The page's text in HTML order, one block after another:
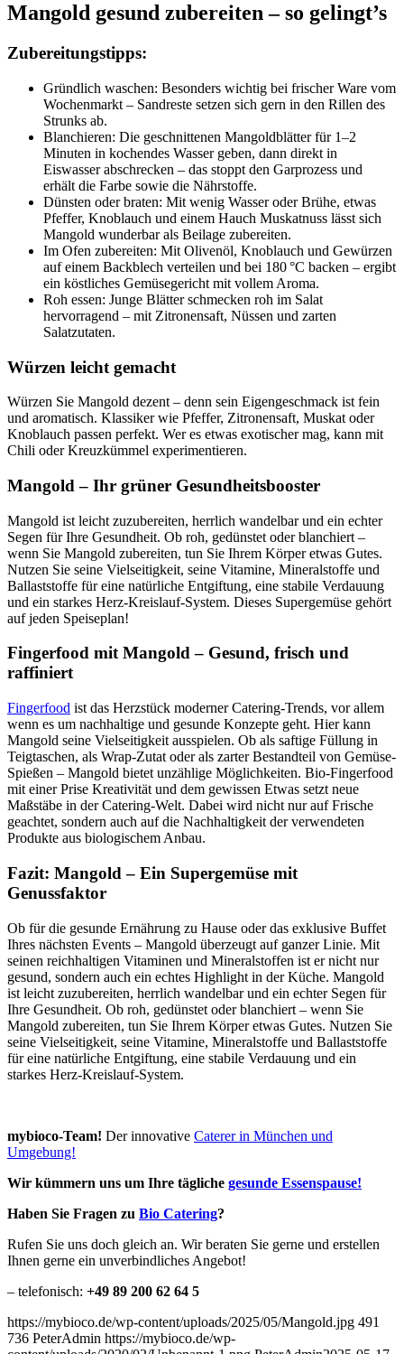
Mangold gesund zubereiten – so gelingt’s
Zubereitungstipps:
Gründlich waschen: Besonders wichtig bei frischer Ware vom
Wochenmarkt – Sandreste setzen sich gern in den Rillen des
Strunks ab.
Blanchieren: Die geschnittenen Mangoldblätter für 1–2
Minuten in kochendes Wasser geben, dann direkt in
Eiswasser abschrecken – das stoppt den Garprozess und
erhält die Farbe sowie die Nährstoffe.
Dünsten oder braten: Mit wenig Wasser oder Brühe, etwas
Pfeffer, Knoblauch und einem Hauch Muskatnuss lässt sich
Mangold wunderbar als Beilage zubereiten.
Im Ofen zubereiten: Mit Olivenöl, Knoblauch und Gewürzen
auf einem Backblech verteilen und bei 180 °C backen – ergibt
ein köstliches Gemüsegericht mit vollem Aroma.
Roh essen: Junge Blätter schmecken roh im Salat
hervorragend – mit Zitronensaft, Nüssen und zarten
Salatzutaten.
Würzen leicht gemacht
Würzen Sie Mangold dezent – denn sein Eigengeschmack ist fein
und aromatisch. Klassiker wie Pfeffer, Zitronensaft, Muskat oder
Knoblauch passen perfekt. Wer es etwas exotischer mag, kann mit
Chili oder Kreuzkümmel experimentieren.
Mangold – Ihr grüner Gesundheitsbooster
Mangold ist leicht zuzubereiten, herrlich wandelbar und ein echter
Segen für Ihre Gesundheit. Ob roh, gedünstet oder blanchiert –
wenn Sie Mangold zubereiten, tun Sie Ihrem Körper etwas Gutes.
Nutzen Sie seine Vielseitigkeit, seine Vitamine, Mineralstoffe und
Ballaststoffe für eine natürliche Entgiftung, eine stabile Verdauung
und ein starkes Herz-Kreislauf-System. Dieses Supergemüse gehört
auf jeden Speiseplan!
Fingerfood mit Mangold – Gesund, frisch und
raffiniert
Fingerfood ist das Herzstück moderner Catering-Trends, vor allem
wenn es um nachhaltige und gesunde Konzepte geht. Hier kann
Mangold seine Vielseitigkeit ausspielen. Ob als saftige Füllung in
Teigtaschen, als Wrap-Zutat oder als zarter Bestandteil von Gemüse-
Spießen – Mangold bietet unzählige Möglichkeiten. Bio-Fingerfood
mit einer Prise Kreativität und dem gewissen Etwas setzt neue
Maßstäbe in der Catering-Welt. Dabei wird nicht nur auf Frische
geachtet, sondern auch auf die Nachhaltigkeit der verwendeten
Produkte aus biologischem Anbau.
Fazit: Mangold – Ein Supergemüse mit
Genussfaktor
Ob für die gesunde Ernährung zu Hause oder das exklusive Buffet
Ihres nächsten Events – Mangold überzeugt auf ganzer Linie. Mit
seinen reichhaltigen Vitaminen und Mineralstoffen ist er nicht nur
gesund, sondern auch ein echtes Highlight in der Küche. Mangold
ist leicht zuzubereiten, herrlich wandelbar und ein echter Segen für
Ihre Gesundheit. Ob roh, gedünstet oder blanchiert – wenn Sie
Mangold zubereiten, tun Sie Ihrem Körper etwas Gutes. Nutzen Sie
seine Vielseitigkeit, seine Vitamine, Mineralstoffe und Ballaststoffe
für eine natürliche Entgiftung, eine stabile Verdauung und ein
starkes Herz-Kreislauf-System.
mybioco-Team! Der innovative Caterer in München und
Umgebung!
Wir kümmern uns um Ihre tägliche gesunde Essenspause!
Haben Sie Fragen zu Bio Catering?
Rufen Sie uns doch gleich an. Wir beraten Sie gerne und erstellen
Ihnen gerne ein unverbindliches Angebot!
– telefonisch: +49 89 200 62 64 5
https://mybioco.de/wp-content/uploads/2025/05/Mangold.jpg 491
736 PeterAdmin https://mybioco.de/wp-